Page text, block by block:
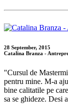
28 September, 2015
Catalina Branza -
"Cursul de
pentru mine. M-a
bine calitatile pe
sa se ghideze. Desi